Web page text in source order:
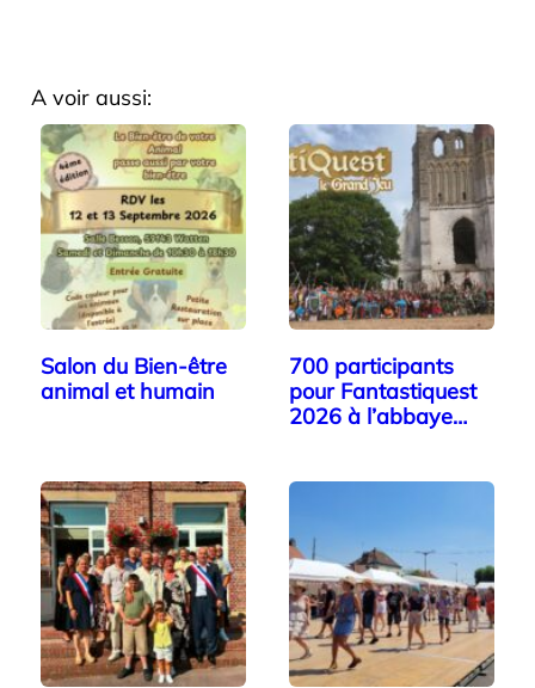
A voir aussi:
Salon du Bien-être
animal et humain
700 participants
pour Fantastiquest
2026 à l’abbaye…